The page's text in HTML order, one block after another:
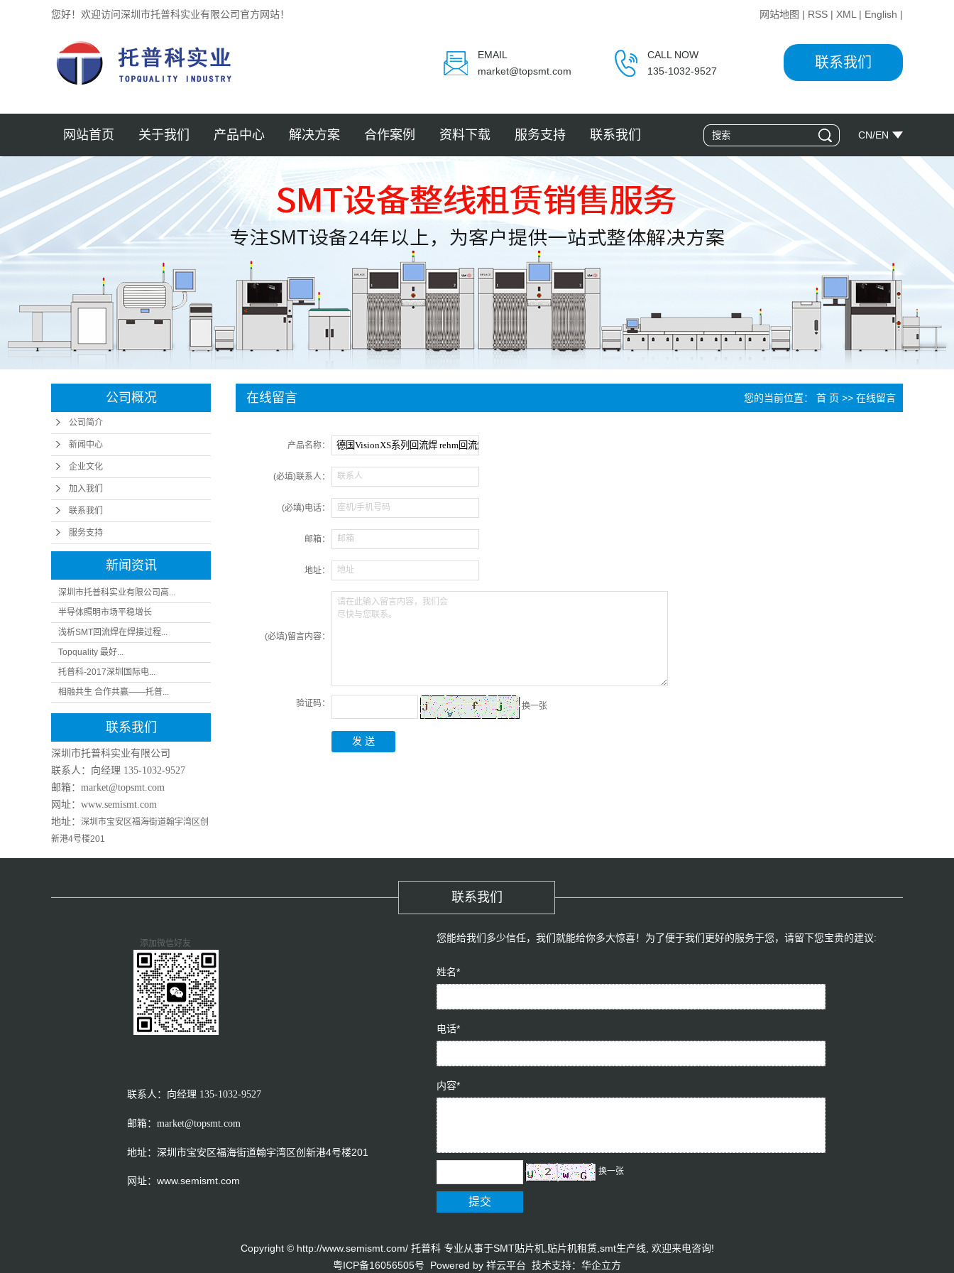
您好！欢迎访问深圳市托普科实业有限公司官方网站！ 网站地图 | RSS | XML | English |
联系我们
EMAIL
CALL NOW
market@topsmt.com
135-1032-9527
网站首页 关于我们
公司简介
新闻中心
企业文化
联系我们
服务支持
产品中心
贴片机
锡膏印刷机
光学检测仪 3D
回流焊
AXI检测机
SMT周边设备
智能制造
半导体设备
解决方案
半导体封装
汽车电子
MINI LED
保护元件贴装
微小元件贴装
合作案例 资料下载 服务支持 联系我们 CN/EN
公司概况
公司简介
新闻中心
企业文化
加入我们
联系我们
服务支持
新闻资讯
深圳市托普科实业有限公司高...
半导体照明市场平稳增长
浅析SMT回流焊在焊接过程...
Topquality 最好...
托普科-2017深圳国际电...
相融共生 合作共赢——托普...
联系我们
深圳市托普科实业有限公司
联系人：向经理 135-1032-9527
邮箱：market@topsmt.com
网址：www.semismt.com
地址： 深圳市宝安区福海街道翰宇湾区创
新港4号楼201
在线留言 您的当前位置： 首 页 >> 在线留言
产品名称：
(必填)联系人： 联系人
(必填)电话： 座机/手机号码
邮箱： 邮箱
地址： 地址
(必填)留言内容：
请在此输入留言内容，我们会
尽快与您联系。
验证码： 换一张
联系我们
添加微信好友
联系人：向经理 135-1032-9527
邮箱：market@topsmt.com
地址：深圳市宝安区福海街道翰宇湾区创新港4号楼201
网址：www.semismt.com
您能给我们多少信任，我们就能给你多大惊喜！为了便于我们更好的服务于您，请留下您宝贵的建议:​
姓名*
电话*
内容*
换一张
Copyright © http://www.semismt.com/ 托普科 专业从事于SMT贴片机, 贴片机租赁, smt生产线 , 欢迎来电咨询!
粤ICP备16056505号 Powered by 祥云平台 技术支持： 华企立方